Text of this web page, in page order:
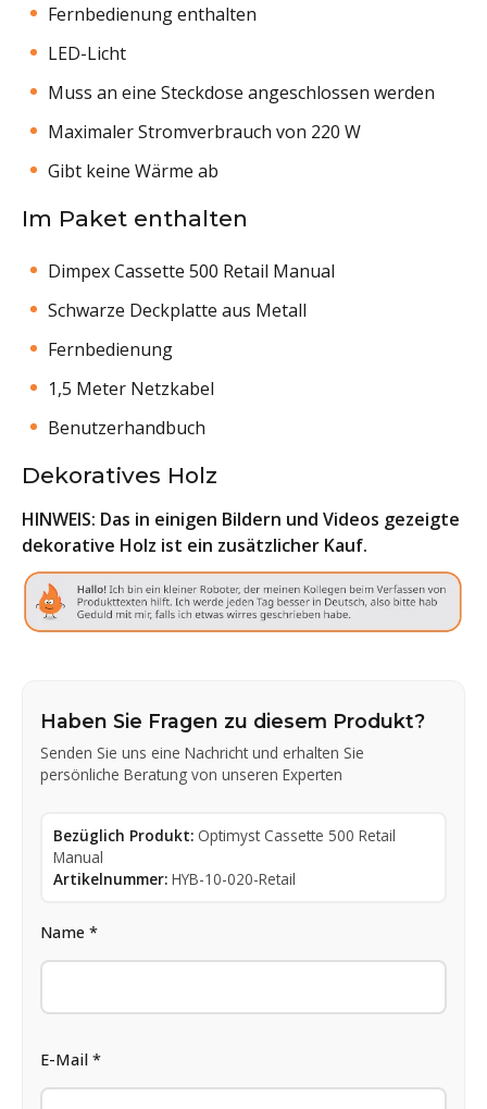
Fernbedienung enthalten
LED-Licht
Muss an eine Steckdose angeschlossen werden
Maximaler Stromverbrauch von 220 W
Gibt keine Wärme ab
Im Paket enthalten
Dimpex Cassette 500 Retail Manual
Schwarze Deckplatte aus Metall
Fernbedienung
1,5 Meter Netzkabel
Benutzerhandbuch
Dekoratives Holz
HINWEIS: Das in einigen Bildern und Videos gezeigte
dekorative Holz ist ein zusätzlicher Kauf.
Haben Sie Fragen zu diesem Produkt?
Senden Sie uns eine Nachricht und erhalten Sie
persönliche Beratung von unseren Experten
Bezüglich Produkt: Optimyst Cassette 500 Retail
Manual
Artikelnummer: HYB-10-020-Retail
Name *
E-Mail *